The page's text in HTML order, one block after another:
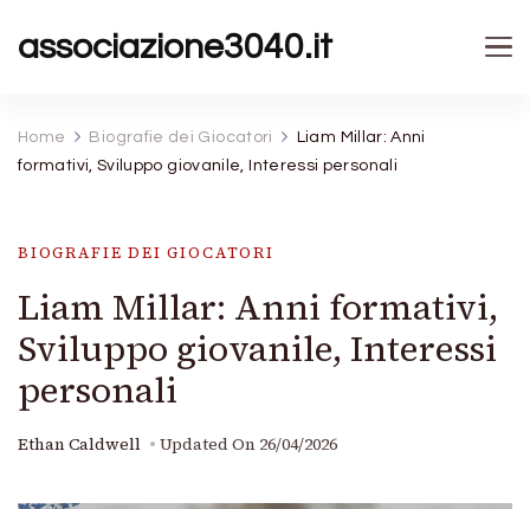
associazione3040.it
Home Biografie dei Giocatori
Liam Millar: Anni
formativi, Sviluppo giovanile, Interessi personali
BIOGRAFIE DEI GIOCATORI
Liam Millar: Anni formativi,
Sviluppo giovanile, Interessi
personali
Ethan Caldwell Updated On 26/04/2026